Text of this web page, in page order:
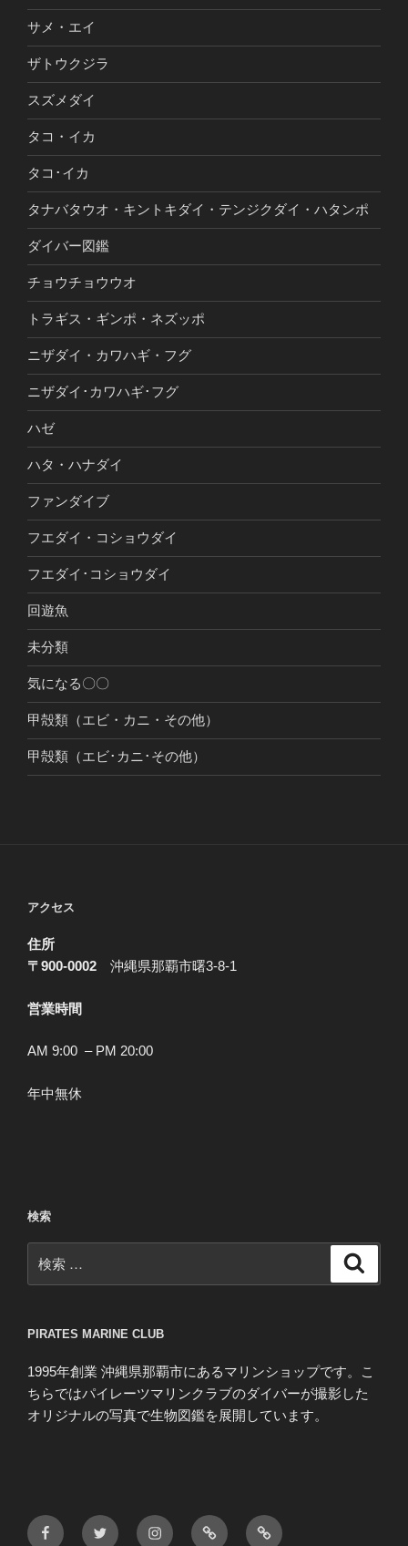
サメ・エイ
ザトウクジラ
スズメダイ
タコ・イカ
タコ･イカ
タナバタウオ・キントキダイ・テンジクダイ・ハタンポ
ダイバー図鑑
チョウチョウウオ
トラギス・ギンポ・ネズッポ
ニザダイ・カワハギ・フグ
ニザダイ･カワハギ･フグ
ハゼ
ハタ・ハナダイ
ファンダイブ
フエダイ・コショウダイ
フエダイ･コショウダイ
回遊魚
未分類
気になる〇〇
甲殻類（エビ・カニ・その他）
甲殻類（エビ･カニ･その他）
アクセス
住所
〒900-0002 沖縄県那覇市曙3-8-1
営業時間
AM 9:00 – PM 20:00
年中無休
検索
索:
PIRATES MARINE CLUB
1995年創業 沖縄県那覇市にあるマリンショップです。こ
ちらではパイレーツマリンクラブのダイバーが撮影した
オリジナルの写真で生物図鑑を展開しています。
FacebookTwitter Instagramblog HP